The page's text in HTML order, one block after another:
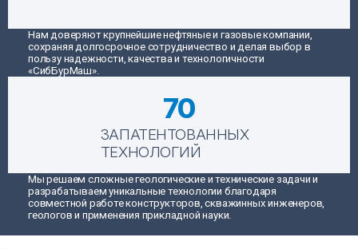
Нам доверяют крупнейшие нефтяные и газовые компании,
сохраняя долгосрочное сотрудничество и делая выбор в
пользу надежности, качества и технологичности
«СибБурМаш».
ЗАПАТЕНТОВАННЫХ
ТЕХНОЛОГИЙ
70
Мы решаем сложные геологические и технические задачи и
разрабатываем уникальные технологии благодаря
совместной работе конструкторов, скважинных инженеров,
геологов и применения прикладной науки.